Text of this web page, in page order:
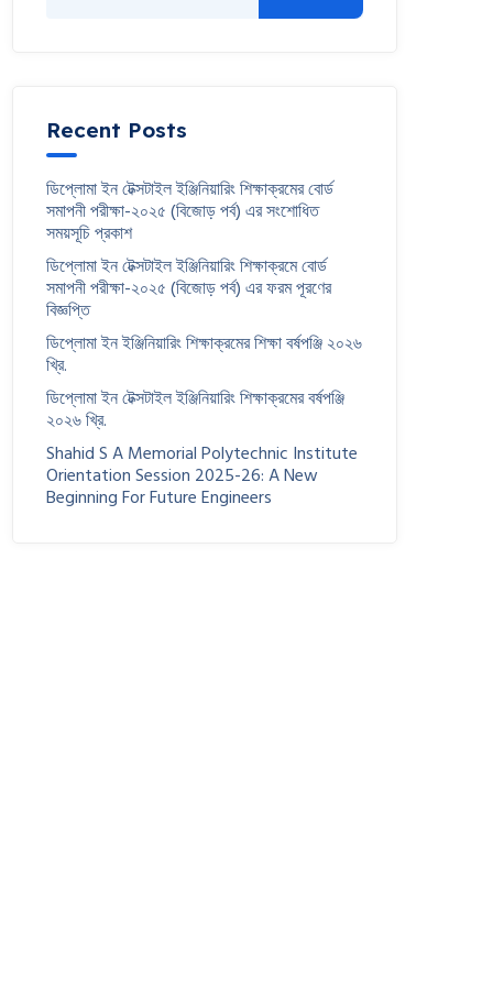
Recent Posts
ডিপ্লোমা ইন টেক্সটাইল ইঞ্জিনিয়ারিং শিক্ষাক্রমের বোর্ড
সমাপনী পরীক্ষা-২০২৫ (বিজোড় পর্ব) এর সংশোধিত
সময়সূচি প্রকাশ
ডিপ্লোমা ইন টেক্সটাইল ইঞ্জিনিয়ারিং শিক্ষাক্রমে বোর্ড
সমাপনী পরীক্ষা-২০২৫ (বিজোড় পর্ব) এর ফরম পূরণের
বিজ্ঞপ্তি
ডিপ্লোমা ইন ইঞ্জিনিয়ারিং শিক্ষাক্রমের শিক্ষা বর্ষপঞ্জি ২০২৬
খ্রি.
ডিপ্লোমা ইন টেক্সটাইল ইঞ্জিনিয়ারিং শিক্ষাক্রমের বর্ষপঞ্জি
২০২৬ খ্রি.
Shahid S A Memorial Polytechnic Institute
Orientation Session 2025-26: A New
Beginning For Future Engineers